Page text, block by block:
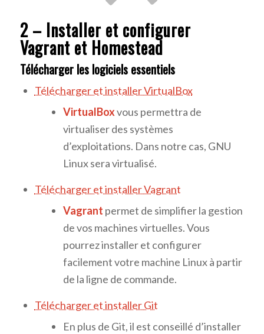
2 – Installer et configurer
Vagrant et Homestead
Télécharger les logiciels essentiels
Télécharger et installer VirtualBox
VirtualBoxvous permettra de
virtualiser des systèmes
d’exploitations. Dans notre cas, GNU
Linux sera virtualisé.
Télécharger et installer Vagrant
Vagrant permet de simplifier la gestion
de vos machines virtuelles. Vous
pourrez installer et configurer
facilement votre machine Linux à partir
de la ligne de commande.
Télécharger et installer Git
En plus de Git, il est conseillé d’installer